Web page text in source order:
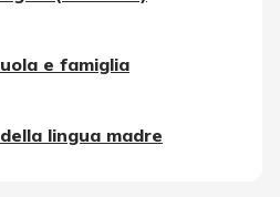
e famiglia
lingua madre